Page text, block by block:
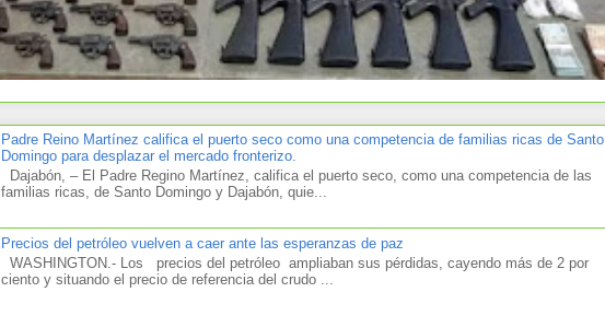
Padre Reino Martínez califica el puerto seco como una competencia de familias ricas de Santo
Domingo para desplazar el mercado fronterizo.
Dajabón, – El Padre Regino Martínez, califica el puerto seco, como una competencia de las
familias ricas, de Santo Domingo y Dajabón, quie...
Precios del petróleo vuelven a caer ante las esperanzas de paz
WASHINGTON.- Los precios del petróleo ampliaban sus pérdidas, cayendo más de 2 por
ciento y situando el precio de referencia del crudo ...